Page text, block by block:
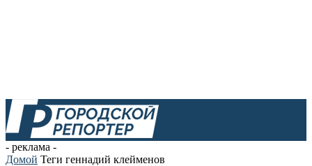
- реклама -
Домой Теги геннадий клейменов